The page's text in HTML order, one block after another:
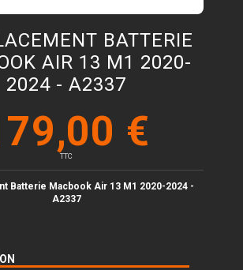
BATTERIE
AIR 13 M1 2020-
2024 - A2337
€
TTC
Batterie Macbook Air 13 M1 2020-2024 -
A2337